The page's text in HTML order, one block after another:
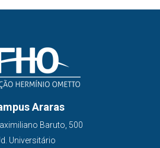
Araras
Baruto, 500
Universitário